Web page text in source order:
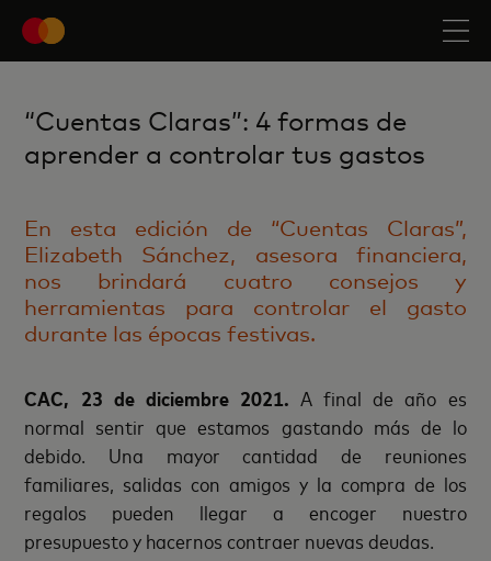
“Cuentas Claras”: 4 formas de
aprender a controlar tus gastos
En esta edición de “Cuentas Claras”,
Elizabeth Sánchez, asesora financiera,
nos brindará cuatro consejos y
herramientas para controlar el gasto
durante las épocas festivas.
CAC, 23 de diciembre 2021. A final de año es
normal sentir que estamos gastando más de lo
debido. Una mayor cantidad de reuniones
familiares, salidas con amigos y la compra de los
regalos pueden llegar a encoger nuestro
presupuesto y hacernos contraer nuevas deudas.